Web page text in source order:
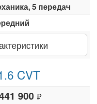
5 передач
CVT
900 ₽